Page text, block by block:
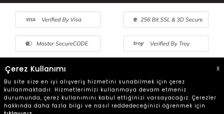
© Copyright 2022 interiadesignstore - Tüm Hakları Saklıdır
Çerez Kullanımı
X
Bu site size en iyi alışveriş hizmetini sunabilmek için çerez
kullanmaktadır. Hizmetlerimizi kullanmaya devam etmeniz
durumunda, çerez kullanımını kabul ettiğinizi varsayacağız. Çerezler
hakkında daha fazla bilgi ve nasıl reddedeceğinizi öğrenmek için